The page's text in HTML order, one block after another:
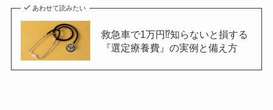
あわせて読みたい
救急車で1万円⁉知らないと損する
『選定療養費』の実例と備え方